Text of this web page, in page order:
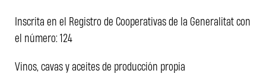
Inscrita en el Registro de Cooperativas de la Generalitat con
el número: 124
Vinos, cavas y aceites de producción propia